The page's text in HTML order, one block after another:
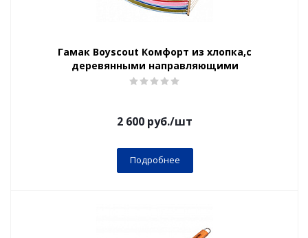
Гамак Boyscout Комфорт из хлопка,с
деревянными направляющими
2 600 руб./шт
Подробнее